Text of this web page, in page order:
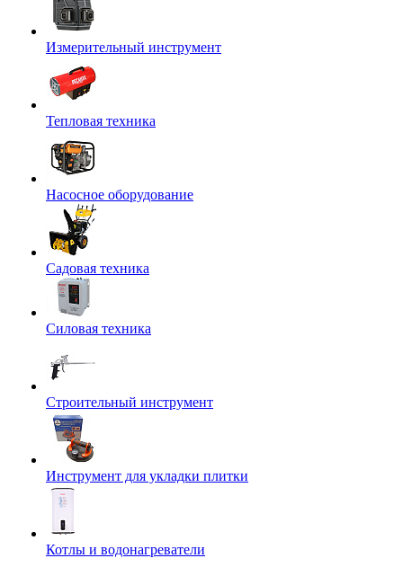
Измерительный инструмент
Тепловая техника
Насосное оборудование
Садовая техника
Силовая техника
Строительный инструмент
Инструмент для укладки плитки
Котлы и водонагреватели